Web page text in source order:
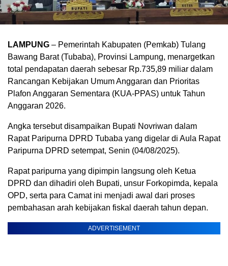
LAMPUNG – Pemerintah Kabupaten (Pemkab) Tulang
Bawang Barat (Tubaba), Provinsi Lampung, menargetkan
total pendapatan daerah sebesar Rp.735,89 miliar dalam
Rancangan Kebijakan Umum Anggaran dan Prioritas
Plafon Anggaran Sementara (KUA-PPAS) untuk Tahun
Anggaran 2026.
Angka tersebut disampaikan Bupati Novriwan dalam
Rapat Paripurna DPRD Tubaba yang digelar di Aula Rapat
Paripurna DPRD setempat, Senin (04/08/2025).
Rapat paripurna yang dipimpin langsung oleh Ketua
DPRD dan dihadiri oleh Bupati, unsur Forkopimda, kepala
OPD, serta para Camat ini menjadi awal dari proses
pembahasan arah kebijakan fiskal daerah tahun depan.
ADVERTISEMENT